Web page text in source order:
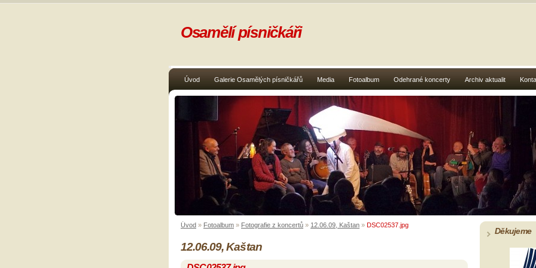
Úvod Galerie Osamělých písničkářů Media Fotoalbum Odehrané koncerty Archiv aktualit
Osamělí písničkáři
Úvod » Fotoalbum » Fotografie z koncertů » 12.06.09, Kaštan » DSC02537.jpg
12.06.09, Kaštan
Děkujeme